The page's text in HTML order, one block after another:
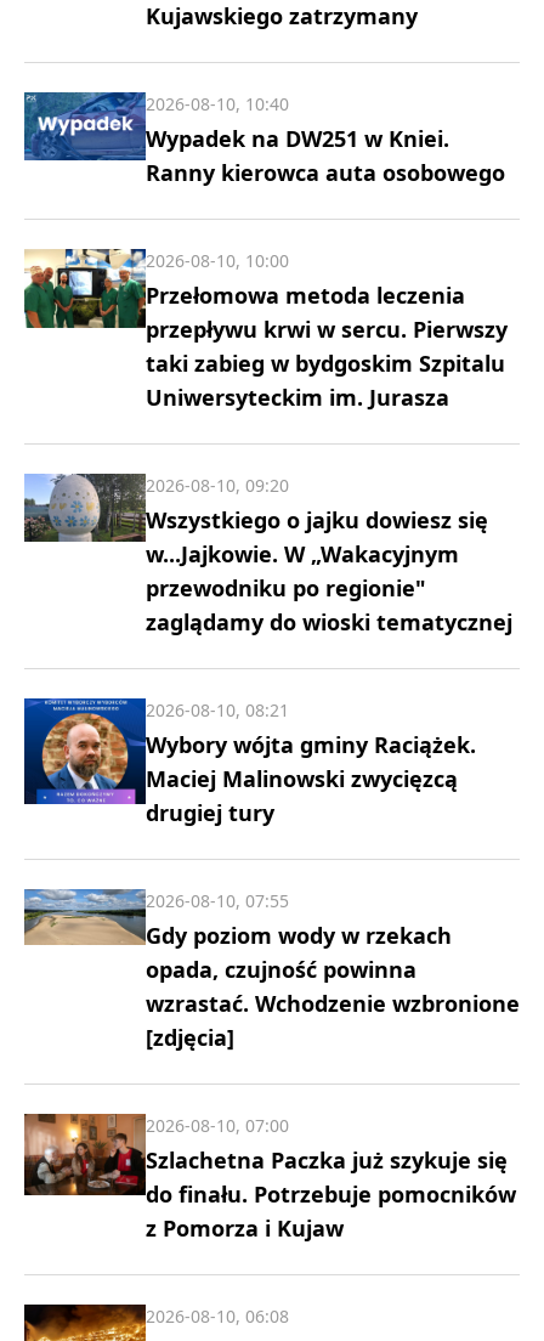
Kujawskiego zatrzymany
Wypadek na DW251 w Kniei.
Ranny kierowca auta osobowego
2026-08-10, 10:40
Przełomowa metoda leczenia
przepływu krwi w sercu. Pierwszy
taki zabieg w bydgoskim Szpitalu
Uniwersyteckim im. Jurasza
2026-08-10, 10:00
Wszystkiego o jajku dowiesz się
w...Jajkowie. W „Wakacyjnym
przewodniku po regionie"
zaglądamy do wioski tematycznej
2026-08-10, 09:20
Wybory wójta gminy Raciążek.
Maciej Malinowski zwycięzcą
drugiej tury
2026-08-10, 08:21
Gdy poziom wody w rzekach
opada, czujność powinna
wzrastać. Wchodzenie wzbronione
[zdjęcia]
2026-08-10, 07:55
Szlachetna Paczka już szykuje się
do finału. Potrzebuje pomocników
z Pomorza i Kujaw
2026-08-10, 07:00
2026-08-10, 06:08